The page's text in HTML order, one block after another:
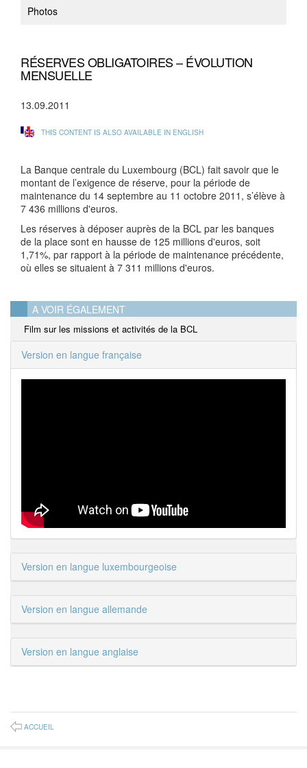
Photos
RÉSERVES OBLIGATOIRES – ÉVOLUTION
MENSUELLE
13.09.2011
THIS CONTENT IS ALSO AVAILABLE IN ENGLISH
La Banque centrale du Luxembourg (BCL) fait savoir que le
montant de l’exigence de réserve, pour la période de
maintenance du 14 septembre au 11 octobre 2011, s’élève à
7 436 millions d'euros.
Les réserves à déposer auprès de la BCL par les banques
de la place sont en hausse de 125 millions d'euros, soit
1,71%, par rapport à la période de maintenance précédente,
où elles se situaient à 7 311 millions d'euros.
A VOIR ÉGALEMENT
Film sur les missions et activités de la BCL
Version en langue française
Version en langue luxembourgeoise
Version en langue allemande
Version en langue anglaise
ACCUEIL